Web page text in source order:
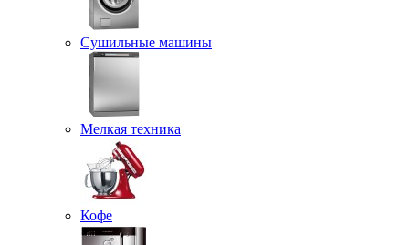
Сушильные машины
Мелкая техника
Кофе